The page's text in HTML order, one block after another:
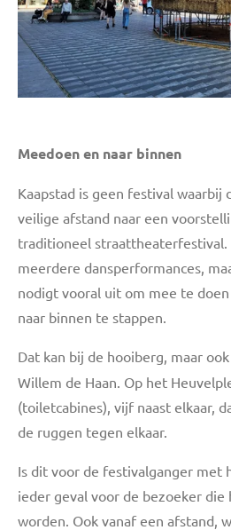
Meedoen en naar binnen
Kaapstad is geen festival waarbij
veilige afstand naar een
traditioneel straattheaterfestival.
meerdere dansperformances,
nodigt vooral uit om mee te
naar binnen te stappen.
Dat kan bij de hooiberg, maar
Willem de Haan. Op het
(toiletcabines), vijf naast elkaar,
de ruggen tegen elkaar.
Is dit voor de festivalganger met
ieder geval voor de bezoeker
worden. Ook vanaf een afstand,